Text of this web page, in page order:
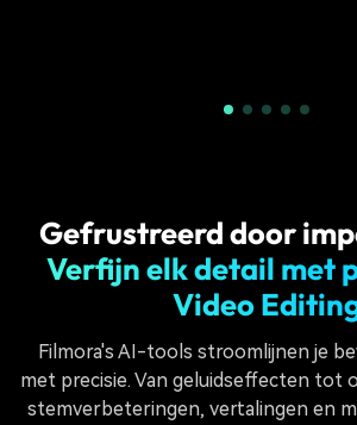
Gefrustreerd door
Verfijn elk detail met
Video
Filmora's AI-tools stroomlijnen je
met precisie. Van geluidseffecten tot
stemverbeteringen, vertalingen en